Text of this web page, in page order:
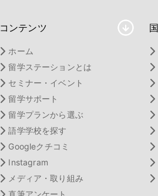
コンテンツ
ホーム
留学ステーションとは
セミナー・イベント
留学サポート
留学プランから選ぶ
語学学校を探す
Googleクチコミ
Instagram
メディア・取り組み
直筆アンケート